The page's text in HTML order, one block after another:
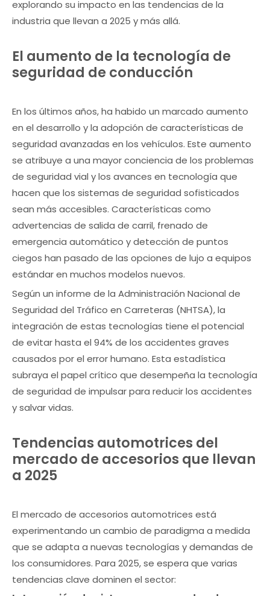
explorando su impacto en las tendencias de la
industria que llevan a 2025 y más allá.
El aumento de la tecnología de
seguridad de conducción
En los últimos años, ha habido un marcado aumento
en el desarrollo y la adopción de características de
seguridad avanzadas en los vehículos. Este aumento
se atribuye a una mayor conciencia de los problemas
de seguridad vial y los avances en tecnología que
hacen que los sistemas de seguridad sofisticados
sean más accesibles. Características como
advertencias de salida de carril, frenado de
emergencia automático y detección de puntos
ciegos han pasado de las opciones de lujo a equipos
estándar en muchos modelos nuevos.
Según un informe de la Administración Nacional de
Seguridad del Tráfico en Carreteras (NHTSA), la
integración de estas tecnologías tiene el potencial
de evitar hasta el 94% de los accidentes graves
causados por el error humano. Esta estadística
subraya el papel crítico que desempeña la tecnología
de seguridad de impulsar para reducir los accidentes
y salvar vidas.
Tendencias automotrices del
mercado de accesorios que llevan
a 2025
El mercado de accesorios automotrices está
experimentando un cambio de paradigma a medida
que se adapta a nuevas tecnologías y demandas de
los consumidores. Para 2025, se espera que varias
tendencias clave dominen el sector: